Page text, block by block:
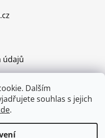
Dalším
souhlas s jejich
.
údajů
1
karet